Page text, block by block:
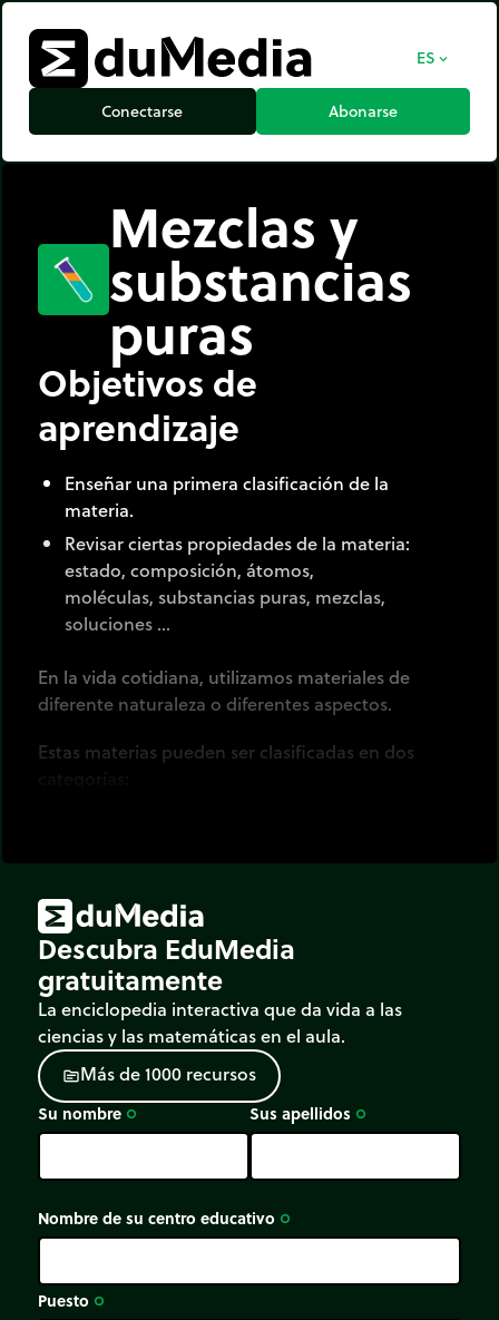
ES expand_more
Conectarse Abonarse
Mezclas y
substancias
puras
Objetivos de
aprendizaje
Enseñar una primera clasificación de la
materia.
Revisar ciertas propiedades de la materia:
estado, composición, átomos,
moléculas, substancias puras, mezclas,
soluciones ...
En la vida cotidiana, utilizamos materiales de
diferente naturaleza o diferentes aspectos.
Estas materias pueden ser clasificadas en dos
Las mezclas: constituidas de muchos
elementos.
En la categoría de mezclas, es posible
diferenciar una mezcla homogénea o mezcla
heterogénea.
Desplazarlas viñetas en la categoría correcta.
Descubra EduMedia
gratuitamente
La enciclopedia interactiva que da vida a las
ciencias y las matemáticas en el aula.
sourceMásde1000 recursos
Su nombre trip_origin Sus apellidos trip_origin
Nombre de su centro educativo trip_origin
Puesto trip_origin